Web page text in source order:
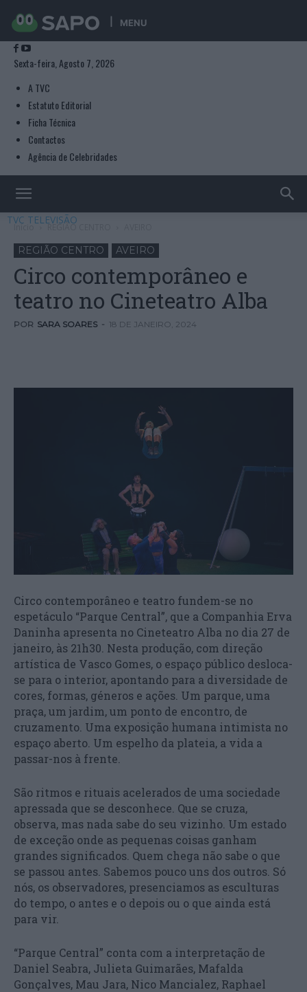
MENU
Sexta-feira, Agosto 7, 2026
A TVC
Estatuto Editorial
Ficha Técnica
Contactos
Agência de Celebridades
TVC TELEVISÃO
Início REGIÃO CENTRO
REGIÃO CENTRO AVEIRO
Circo contemporâneo e
teatro no Cineteatro Alba
POR SARA SOARES - 18 DE JANEIRO, 2024
Circo contemporâneo e teatro fundem-se no
espetáculo “Parque Central”, que a Companhia Erva
Daninha apresenta no Cineteatro Alba no dia 27 de
janeiro, às 21h30. Nesta produção, com direção
artística de Vasco Gomes, o espaço público desloca-
se para o interior, apontando para a diversidade de
cores, formas, géneros e ações. Um parque, uma
praça, um jardim, um ponto de encontro, de
cruzamento. Uma exposição humana intimista no
espaço aberto. Um espelho da plateia, a vida a
passar-nos à frente.
São ritmos e rituais acelerados de uma sociedade
apressada que se desconhece. Que se cruza,
observa, mas nada sabe do seu vizinho. Um estado
de exceção onde as pequenas coisas ganham
grandes significados. Quem chega não sabe o que
se passou antes. Sabemos pouco uns dos outros. Só
nós, os observadores, presenciamos as esculturas
do tempo, o antes e o depois ou o que ainda está
para vir.
“Parque Central” conta com a interpretação de
Daniel Seabra, Julieta Guimarães, Mafalda
Gonçalves, Mau Jara, Nico Mancialez, Raphael